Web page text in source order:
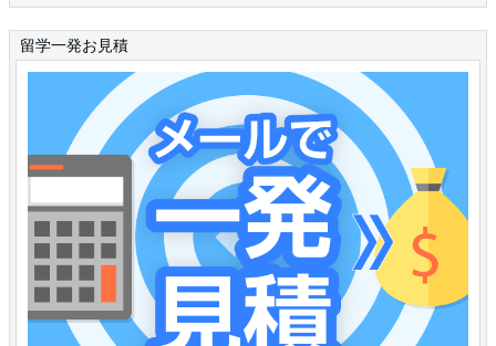
留学一発お見積